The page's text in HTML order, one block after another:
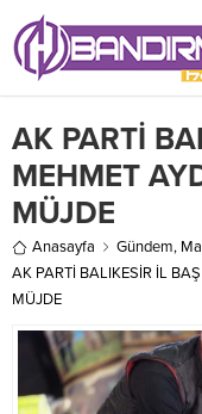
AK PARTİ
MEHMET
MÜJDE
Anasayfa Gündem,
AK PARTİ BALIKESİR İL
MÜJDE